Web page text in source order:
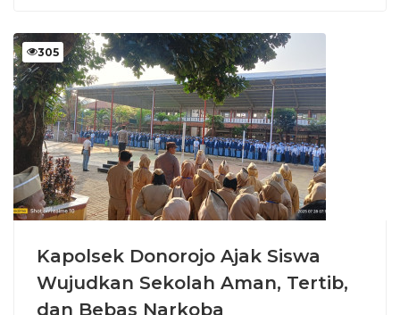
305
Kapolsek Donorojo Ajak Siswa
Wujudkan Sekolah Aman, Tertib,
dan Bebas Narkoba